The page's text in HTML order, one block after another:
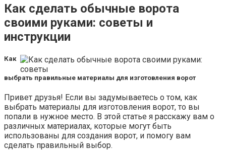
Как сделать обычные ворота
своими руками: советы и
инструкции
Как
выбрать правильные материалы для изготовления ворот
Привет друзья! Если вы задумываетесь о том, как
выбрать материалы для изготовления ворот, то вы
попали в нужное место. В этой статье я расскажу вам о
различных материалах, которые могут быть
использованы для создания ворот, и помогу вам
сделать правильный выбор.